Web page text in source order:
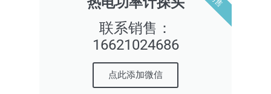
联系销售：
16621024686
点此添加微信